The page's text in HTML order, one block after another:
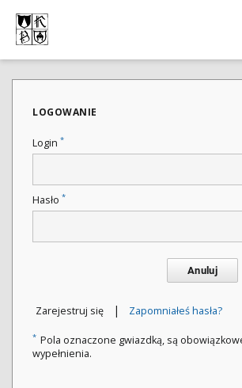
LOGOWANIE
Login *
Hasło *
Anuluj
Zarejestruj się | Zapomniałeś hasła?
* Pola oznaczone gwiazdką, są
wypełnienia.